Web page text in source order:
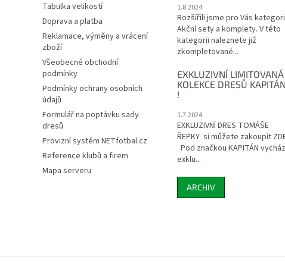
Tabulka velikostí
Doprava a platba
Reklamace, výměny a vrácení
zboží
Všeobecné obchodní
podmínky
Podmínky ochrany osobních
údajů
Formulář na poptávku sady
dresů
Provizní systém NETfotbal.cz
Reference klubů a firem
Mapa serveru
1.8.2024
Rozšířili jsme pro Vás
Akční sety a komplety. V této
kategorii naleznete již
zkompletované...
EXKLUZIVNÍ LIMITOVANÁ
KOLEKCE DRESŮ KAPITÁN
!
1.7.2024
EXKLUZIVNÍ DRES TOMÁŠE
ŘEPKY si můžete zakoupit
Pod značkou KAPITÁN
exklu...
ARCHIV